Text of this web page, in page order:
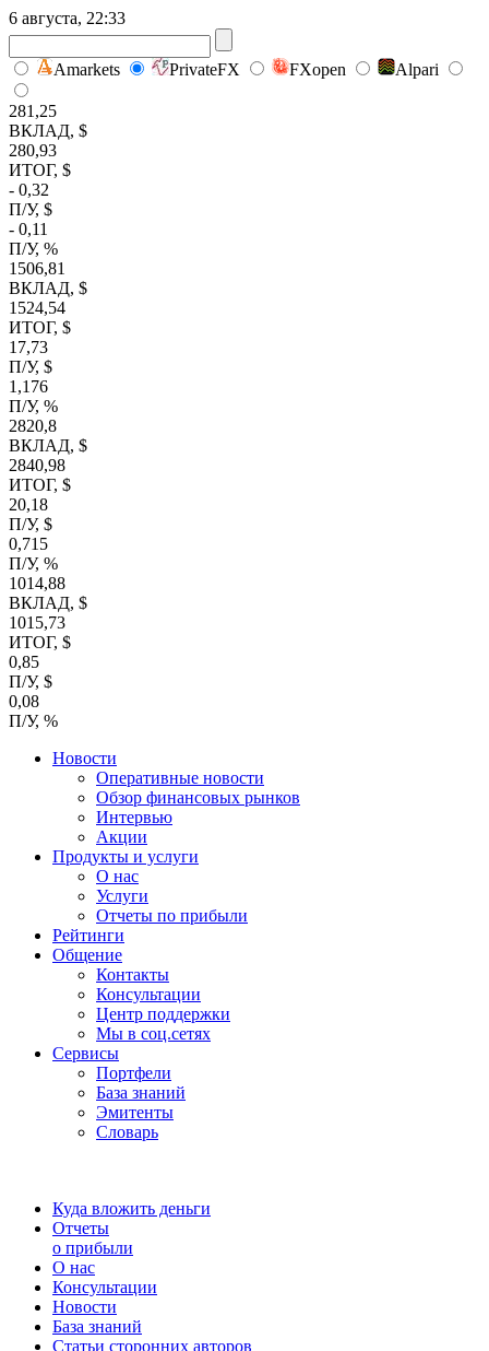
6 августа, 22:33
Amarkets PrivateFX FXopen Alpari
281,25
ВКЛАД, $
280,93
ИТОГ, $
- 0,32
П/У, $
- 0,11
П/У, %
1506,81
ВКЛАД, $
1524,54
ИТОГ, $
17,73
П/У, $
1,176
П/У, %
2820,8
ВКЛАД, $
2840,98
ИТОГ, $
20,18
П/У, $
0,715
П/У, %
1014,88
ВКЛАД, $
1015,73
ИТОГ, $
0,85
П/У, $
0,08
П/У, %
Новости
Оперативные новости
Обзор финансовых рынков
Интервью
Акции
Продукты и услуги
О нас
Услуги
Отчеты по прибыли
Рейтинги
Общение
Контакты
Консультации
Центр поддержки
Мы в соц.сетях
Сервисы
Портфели
База знаний
Эмитенты
Словарь
Куда вложить деньги
Отчеты
о прибыли
О нас
Консультации
Новости
База знаний
Статьи сторонних авторов